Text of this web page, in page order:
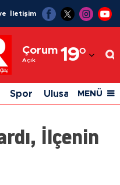
İletişim
Çorum
Açık 19°
Adıyaman
Afyonkarahisar
Ağrı
Amasya
Spor Ulusal Siyaset
MENÜ
İlçenin